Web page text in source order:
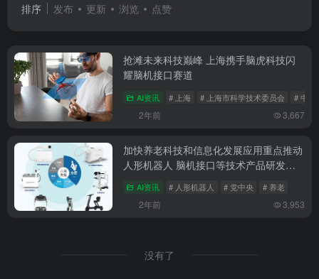
排序 发布 更新 浏览 点赞
抢滩未来科技巅峰 上海携手脑虎科技闪
耀脑机接口赛道
AI资讯 # 上海 # 上海市科学技术委员会 # 中关
2年前 3,667
加快养老科技和信息化发展应用重点推动
人形机器人 脑机接口等技术产品研发应
AI资讯 # 人形机器人 # 党中央 # 养老
2年前 3,953
没有了